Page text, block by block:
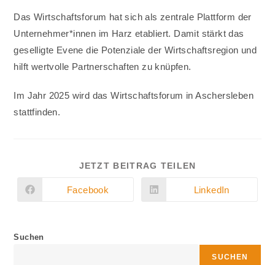
Das Wirtschaftsforum hat sich als zentrale Plattform der
Unternehmer*innen im Harz etabliert. Damit stärkt das
geselligte Evene die Potenziale der Wirtschaftsregion und
hilft wertvolle Partnerschaften zu knüpfen.
Im Jahr 2025 wird das Wirtschaftsforum in Aschersleben
stattfinden.
JETZT BEITRAG TEILEN
Öffnet
Facebook
Öffnet
LinkedIn
Suchen
SUCHEN